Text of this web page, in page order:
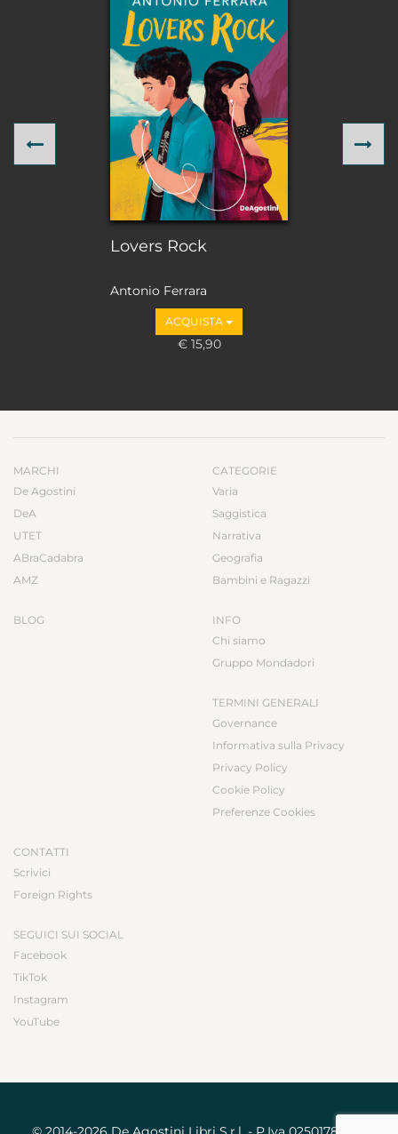
Lovers Rock
Antonio Ferrara
ACQUISTA
€ 15,90
Previous
MARCHI
De Agostini
DeA
UTET
ABraCadabra
AMZ
BLOG
CATEGORIE
Varia
Saggistica
Narrativa
Geografia
Bambini e Ragazzi
INFO
Chi siamo
Gruppo Mondadori
TERMINI GENERALI
Governance
Informativa sulla Privacy
Privacy Policy
Cookie Policy
Preferenze Cookies
CONTATTI
Scrivici
Foreign Rights
SEGUICI SUI SOCIAL
Facebook
TikTok
Instagram
YouTube